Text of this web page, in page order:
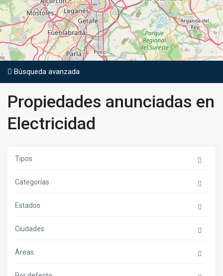
Búsqueda avanzada
Propiedades anunciadas en
Electricidad
Tipos
Categorías
Estados
Ciudades
Áreas